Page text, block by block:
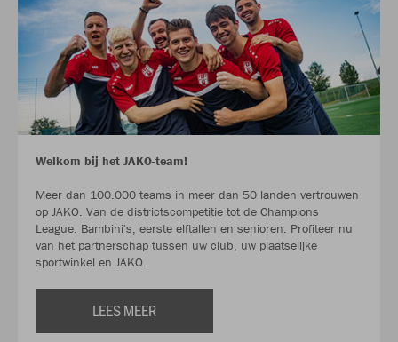
Welkom bij het JAKO-team!
Meer dan 100.000 teams in meer dan 50 landen vertrouwen
op JAKO. Van de districtscompetitie tot de Champions
League. Bambini's, eerste elftallen en senioren. Profiteer nu
van het partnerschap tussen uw club, uw plaatselijke
sportwinkel en JAKO.
LEES MEER